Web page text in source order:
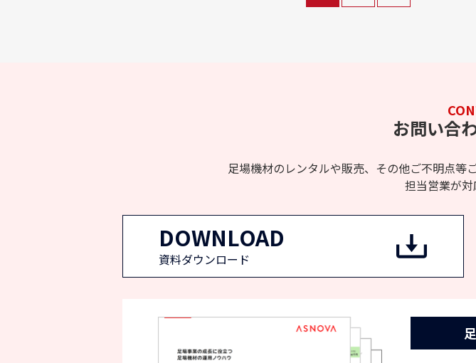
お問い合
足場機材のレンタルや販売、その他ご不明点等
担当営業が対
DOWNLOAD
資料ダウンロード